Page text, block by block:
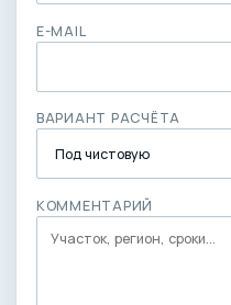
E-MAIL
ВАРИАНТ РАСЧЁТА
КОММЕНТАРИЙ